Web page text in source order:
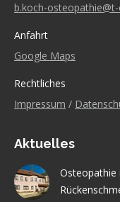
b.koch-
Anfahrt
Google Maps
Rechtliches
Impressum /
Aktuelles
Osteopathie